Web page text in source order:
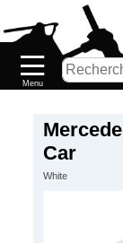
Car
White
Nouveautés
Catalogue/Stock
PETITS